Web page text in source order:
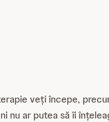
veți începe,
nu ar putea să îi